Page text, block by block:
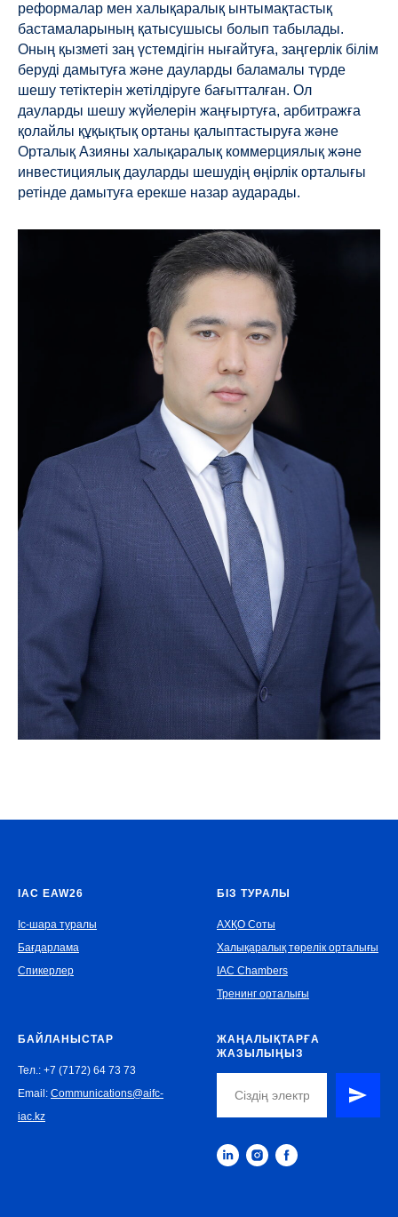
реформалар мен халықаралық ынтымақтастық
бастамаларының қатысушысы болып табылады.
Оның қызметі заң үстемдігін нығайтуға, заңгерлік білім
беруді дамытуға және дауларды баламалы түрде
шешу тетіктерін жетілдіруге бағытталған. Ол
дауларды шешу жүйелерін жаңғыртуға, арбитражға
қолайлы құқықтық ортаны қалыптастыруға және
Орталық Азияны халықаралық коммерциялық және
инвестициялық дауларды шешудің өңірлік орталығы
ретінде дамытуға ерекше назар аударады.
IAC EAW26
Іс-шара туралы
Бағдарлама
Спикерлер
БІЗ ТУРАЛЫ
АХҚО Соты
Халықаралық төрелік орталығы
IAC Chambers
Тренинг орталығы
БАЙЛАНЫСТАР
Тел.: +7 (7172) 64 73 73
Email: Communications@aifc-
iac.kz
ЖАҢАЛЫҚТАРҒА
ЖАЗЫЛЫҢЫЗ